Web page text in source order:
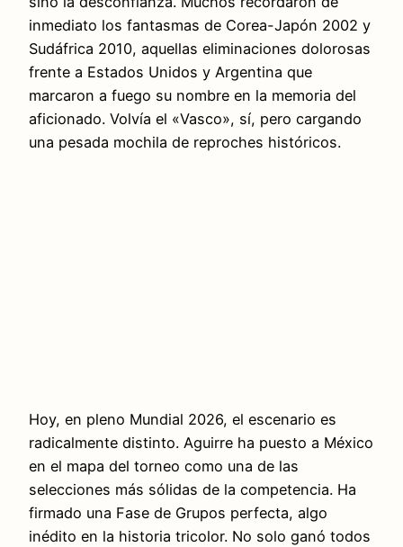
inmediato los fantasmas de Corea-Japón 2002 y
Sudáfrica 2010, aquellas eliminaciones dolorosas
frente a Estados Unidos y Argentina que
marcaron a fuego su nombre en la memoria del
aficionado. Volvía el «Vasco», sí, pero cargando
una pesada mochila de reproches históricos.
Hoy, en pleno Mundial 2026, el escenario es
radicalmente distinto. Aguirre ha puesto a México
en el mapa del torneo como una de las
selecciones más sólidas de la competencia. Ha
firmado una Fase de Grupos perfecta, algo
inédito en la historia tricolor. No solo ganó todos